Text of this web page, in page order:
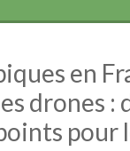
en
drones :
pour